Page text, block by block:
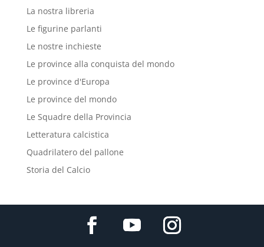
La nostra libreria
Le figurine parlanti
Le nostre inchieste
Le province alla conquista del mondo
Le province d'Europa
Le province del mondo
Le Squadre della Provincia
Letteratura calcistica
Quadrilatero del pallone
Storia del Calcio